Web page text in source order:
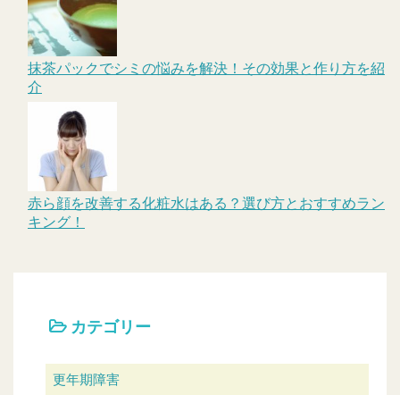
抹茶パックでシミの悩みを解決！その効果と作り方を紹
介
赤ら顔を改善する化粧水はある？選び方とおすすめラン
キング！
カテゴリー
更年期障害